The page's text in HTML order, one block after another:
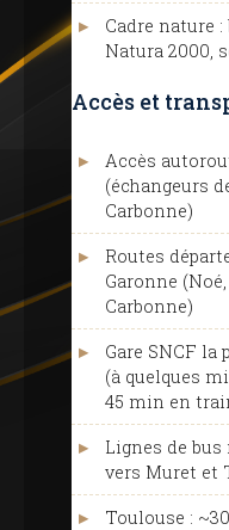
Cadre nature
Natura 2000,
Accès et
Accès
(échangeurs
Carbonne)
Routes
Garonne
Carbonne)
Gare SNCF la
(à quelques
45 min en
Lignes de
vers Muret et
Toulouse :